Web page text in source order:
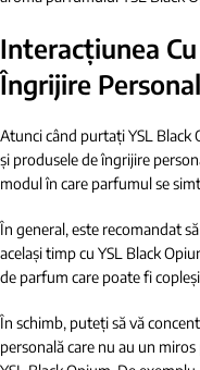
Interacțiunea
Îngrijire
Atunci când purtați YSL Black
și produsele de îngrijire
modul în care parfumul se
În general, este recomandat
același timp cu YSL Black
de parfum care poate fi
În schimb, puteți să vă
personală care nu au un